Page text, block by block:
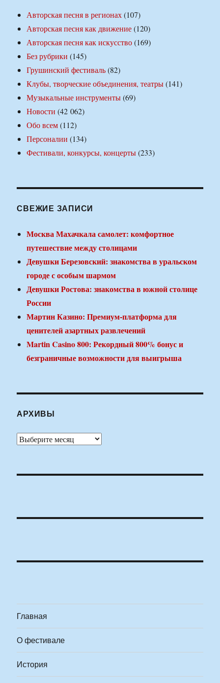
Авторская песня в регионах(107)
Авторская песня как движение(120)
Авторская песня как искусство(169)
Без рубрики (145)
Грушинский фестиваль(82)
Клубы, творческие объединения, театры(141)
Музыкальные инструменты(69)
Новости (42 062)
Обо всем(112)
Персоналии (134)
Фестивали, конкурсы, концерты(233)
СВЕЖИЕ ЗАПИСИ
Москва Махачкала самолет: комфортное
путешествие между столицами
Девушки Березовский: знакомства в уральском
городе с особым шармом
Девушки Ростова: знакомства в южной столице
России
Мартин Казино: Премиум-платформа для
ценителей азартных развлечений
Martin Casino 800: Рекордный 800% бонус и
безграничные возможности для выигрыша
АРХИВЫ
Архивы
Главная
О фестивале
История